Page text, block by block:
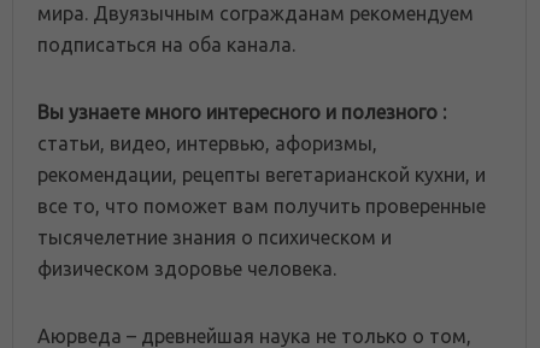
мира. Двуязычным согражданам рекомендуем
подписаться на оба канала.
Вы узнаете много интересного и полезного :
статьи, видео, интервью, афоризмы,
рекомендации, рецепты вегетарианской кухни, и
все то, что поможет вам получить проверенные
тысячелетние знания о психическом и
физическом здоровье человека.
Аюрведа – древнейшая наука не только о том,